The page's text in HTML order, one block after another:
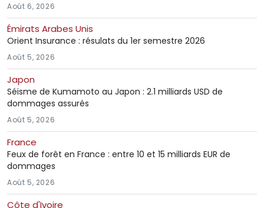
Août 6, 2026
Émirats Arabes Unis
Orient Insurance : résulats du 1er semestre 2026
Août 5, 2026
Japon
Séisme de Kumamoto au Japon : 2.1 milliards USD de
dommages assurés
Août 5, 2026
France
Feux de forêt en France : entre 10 et 15 milliards EUR de
dommages
Août 5, 2026
Côte d'Ivoire